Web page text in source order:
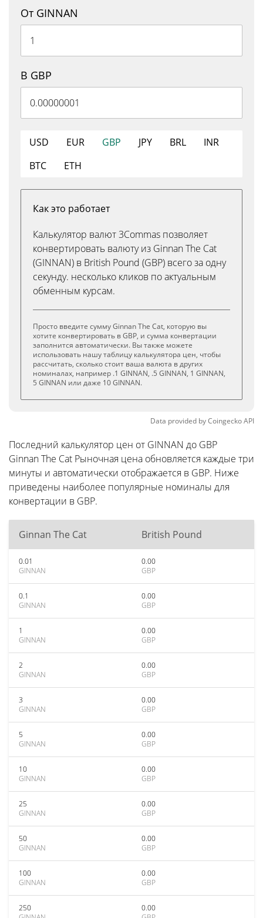
От GINNAN
В GBP
USD EUR GBP JPY BRL
INR
BTC
ETH
Как это работает
Калькулятор валют 3Commas позволяет
конвертировать валюту из Ginnan The Cat
(GINNAN) в British Pound (GBP) всего за одну
секунду. несколько кликов по актуальным
обменным курсам.
Просто введите сумму Ginnan The Cat, которую вы
хотите конвертировать в GBP, и сумма конвертации
заполнится автоматически. Вы также можете
использовать нашу таблицу калькулятора цен, чтобы
рассчитать, сколько стоит ваша валюта в других
номиналах, например .1 GINNAN, .5 GINNAN, 1 GINNAN,
5 GINNAN или даже 10 GINNAN.
Data provided byCoingeckoAPI
Последний калькулятор цен от GINNAN до GBP
Ginnan The Cat Рыночная цена обновляется каждые три
минуты и автоматически отображается в GBP. Ниже
приведены наиболее популярные номиналы для
конвертации в GBP.
Ginnan The Cat British Pound
0.01
GINNAN
0.00
GBP
0.1
GINNAN
0.00
GBP
1
GINNAN
0.00
GBP
2
GINNAN
0.00
GBP
3
GINNAN
0.00
GBP
5
GINNAN
0.00
GBP
10
GINNAN
0.00
GBP
25
GINNAN
0.00
GBP
50
GINNAN
0.00
GBP
100
GINNAN
0.00
GBP
250
0.00